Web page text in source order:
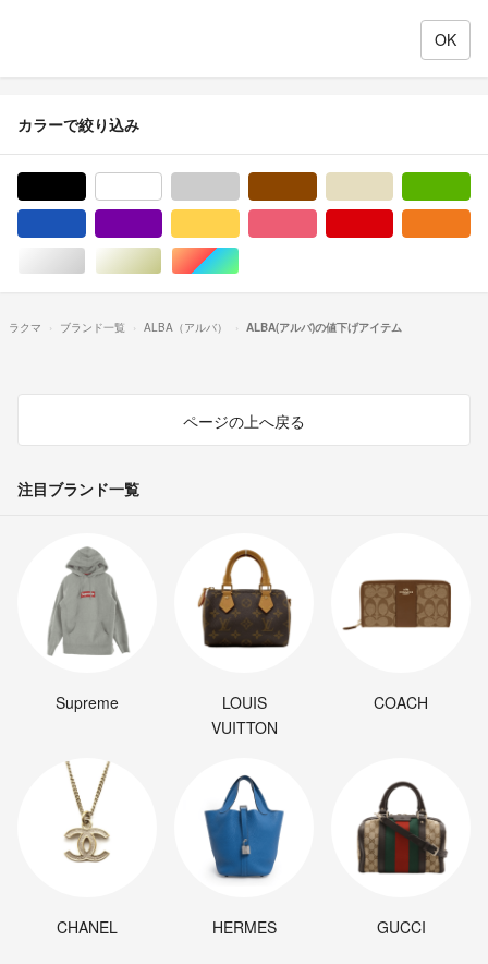
カラーで絞り込み
シルバー/銀色系ゴールド/金色系マルチカラー
ラクマ ブランド一覧 ALBA（アルバ） ALBA(アルバ)の値下げアイテム
ページの上へ戻る
注目ブランド一覧
Supreme
LOUIS
VUITTON
COACH
CHANEL HERMES GUCCI